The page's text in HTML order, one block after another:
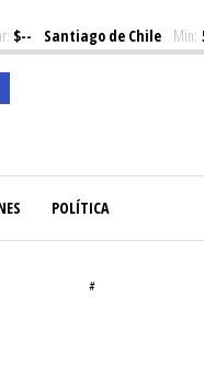
$-- Santiago de Chile Min:
POLÍTICA
#